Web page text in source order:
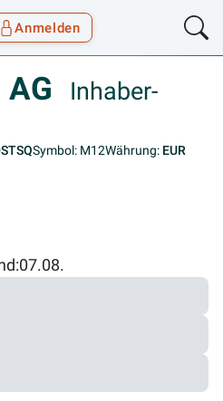
Anmelden
Inhaber-
Symbol: M12Währung: EUR
07.08.